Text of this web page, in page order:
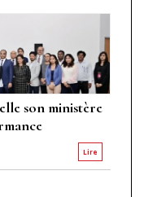
son ministère
Lire